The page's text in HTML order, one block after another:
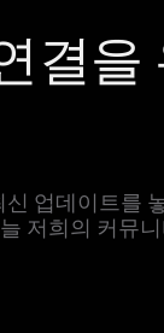
결을
업데이트를
저희의 커뮤